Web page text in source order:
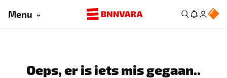
Menu
Oeps, er is iets mis gegaan..